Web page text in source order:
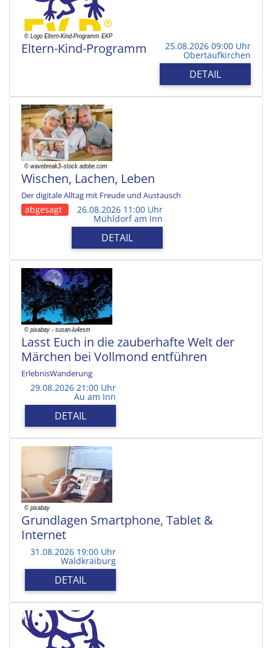
Eltern-Kind-Programm 25.08.2026 09:00 Uhr
Obertaufkirchen
DETAIL
Wischen, Lachen, Leben
Der digitale Alltag mit Freude und Austausch
abgesagt 26.08.2026 11:00 Uhr
Mühldorf am Inn
DETAIL
Lasst Euch in die zauberhafte Welt der
Märchen bei Vollmond entführen
ErlebnisWanderung
29.08.2026 21:00 Uhr
Au am Inn
DETAIL
Grundlagen Smartphone, Tablet &
Internet
31.08.2026 19:00 Uhr
Waldkraiburg
DETAIL